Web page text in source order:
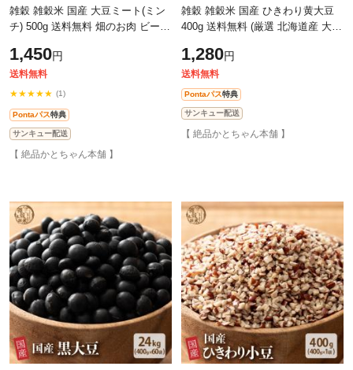
雑穀 雑穀米 国産 大豆ミート(ミン
チ) 500g 送料無料 畑のお肉 ビーガ
置き換えダイエット ソイミート
1,450円
送料無料
★★★★★ (1)
Pontaパス特典
サンキュー配送
【 絶品かとちゃん本舗 】
雑穀 雑穀米 国産 ひきわり黄大豆
400g 送料無料 (厳選 北海道産 大豆
エット食品 置き換えダイエット
1,280円
送料無料
Pontaパス特典
サンキュー配送
【 絶品かとちゃん本舗 】